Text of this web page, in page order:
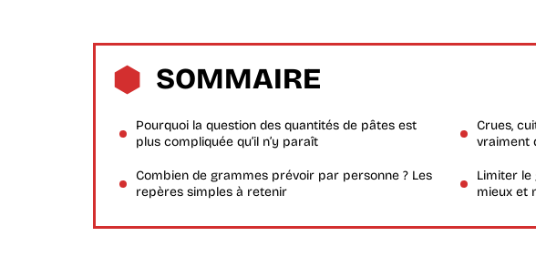
SOMMAIRE
Pourquoi la question des quantités de pâtes est
plus compliquée qu’il n’y paraît
Combien de grammes prévoir par personne ? Les
repères simples à retenir
Crues,
vraiment
Limiter le
mieux et